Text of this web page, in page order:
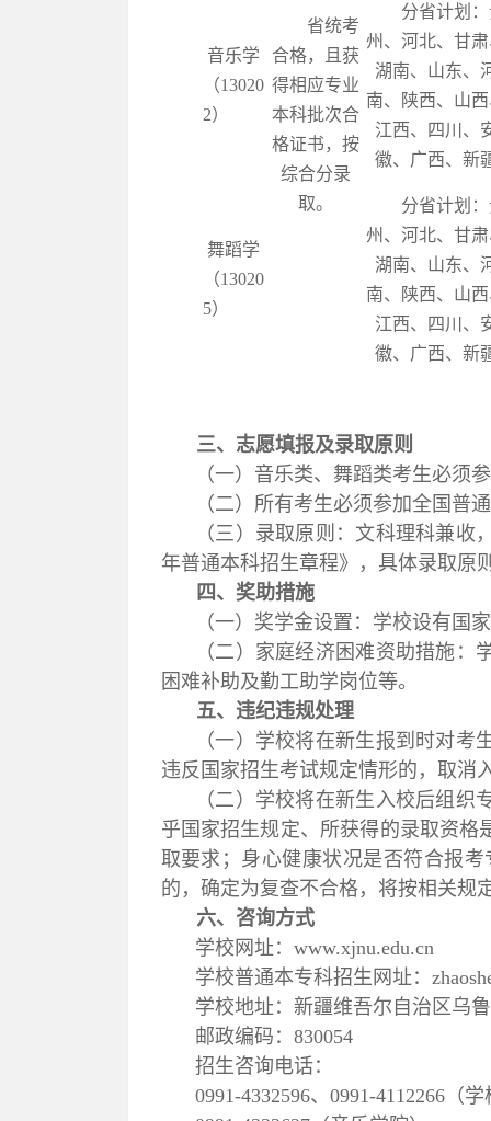
省统考
合格，且获
得相应专业
本科批次合
格证书，按
综合分录
取。
音乐学
（13020
2）
分省计划
州、河北、甘
湖南、山东、
南、陕西、山
江西、四川、
徽、广西、新
舞蹈学
（13020
5）
分省计划
州、河北、甘
湖南、山东、
南、陕西、山
江西、四川、
徽、广西、新
三、志愿填报及录取原则
（一）音乐类、舞蹈类考生必须
（二）所有考生必须参加全国普
（三）录取原则：文科理科兼
年普通本科招生章程》，具体录取原
四、奖助措施
（一）奖学金设置：学校设有国
（二）家庭经济困难资助措施
困难补助及勤工助学岗位等。
五、违纪违规处理
（一）学校将在新生报到时对
违反国家招生考试规定情形的，取消
（二）学校将在新生入校后组
乎国家招生规定、所获得的录取资
取要求；身心健康状况是否符合报
的，确定为复查不合格，将按相关规
六、咨询方式
学校网址：www.xjnu.edu.cn
学校普通本专科招生网址：
学校地址：新疆维吾尔自治区乌
邮政编码：830054
招生咨询电话：
0991-4332596、0991-4112266 （